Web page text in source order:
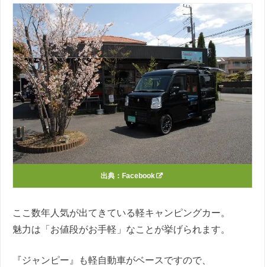
出典： Facebook
ここ数年人気が出てきている軽キャンピングカー。
魅力は「お値段がお手軽」なことが挙げられます。
『ジャンピー』も軽自動車がベースですので、